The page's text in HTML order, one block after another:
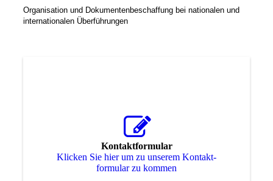
Organisation und Dokumentenbeschaffung bei nationalen und
internationalen Überführungen
Kontaktformular
Klicken Sie hier um zu unserem Kon­takt­
for­mu­lar zu kommen